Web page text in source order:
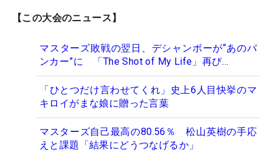
【この大会のニュース】
マスターズ敗戦の翌日、デシャンボーが“あのバ
ンカー”に 「The Shot of My Life」再び…
「ひとつだけ言わせてくれ」史上6人目快挙のマ
キロイがまな娘に贈った言葉
マスターズ自己最高の80.56％ 松山英樹の手応
えと課題「結果にどうつなげるか」